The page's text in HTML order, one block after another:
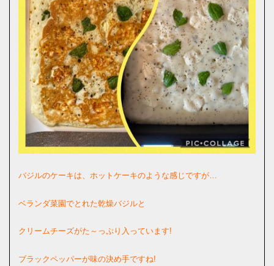
バジルのケーキは、 ホットケーキのような感じですが…
ベランダ菜園でとれた乾燥バジルと
クリームチーズがた～っぷり入っています!
ブラックペッパーが味の決め手ですね!